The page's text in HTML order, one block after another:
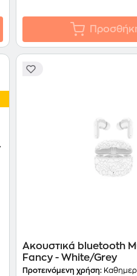
Ακουστικά bluetooth
Fancy - White/Grey
Προτεινόμενη χρήση: